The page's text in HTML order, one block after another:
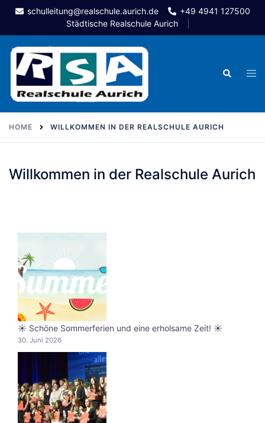
Skip
content
schulleitung@realschule.aurich.de
+49 4941 127500
Städtische Realschule Aurich
Search
HOME WILLKOMMEN IN DER REALSCHULE AURICH
Willkommen in der Realschule Aurich
☀️ Schöne Sommerferien und eine erholsame Zeit! ☀️
30. Juni 2026